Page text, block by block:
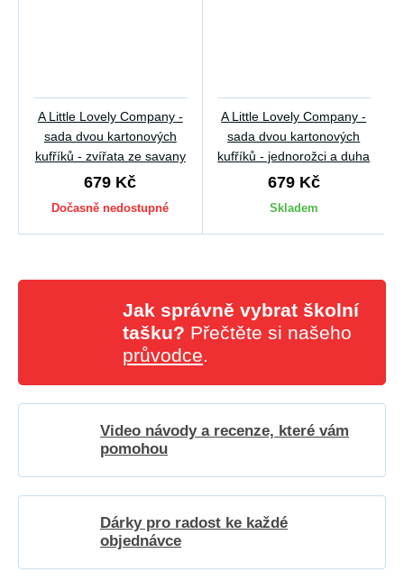
A Little Lovely Company -
sada dvou kartonových
kufříků - zvířata ze savany
679 Kč
Dočasně nedostupné
A Little Lovely Company -
sada dvou kartonových
kufříků - jednorožci a duha
679 Kč
Skladem
Jak správně vybrat školní
tašku? Přečtěte si našeho
průvodce.
Video návody a recenze, které vám
pomohou
Dárky pro radost ke každé
objednávce